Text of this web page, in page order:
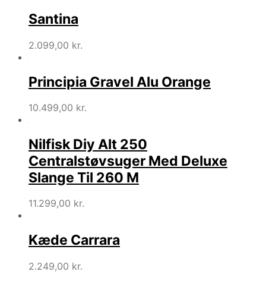
Santina
2.099,00 kr.
Principia Gravel Alu Orange
10.499,00 kr.
Nilfisk Diy Alt 250
Centralstøvsuger Med Deluxe
Slange Til 260 M
11.299,00 kr.
Kæde Carrara
2.249,00 kr.